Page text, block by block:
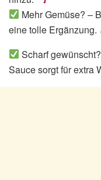
Mehr Gemüse? –
eine tolle Ergänzung.
Scharf
Sauce sorgt für extra